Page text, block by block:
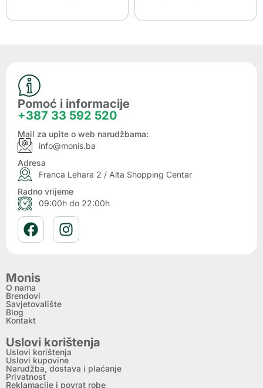
Pomoć i informacije
+387 33 592 520
Mail za upite o web narudžbama:
info@monis.ba
Adresa
Franca Lehara 2 / Alta Shopping Centar
Radno vrijeme
09:00h do 22:00h
Monis
O nama
Brendovi
Savjetovalište
Blog
Kontakt
Uslovi korištenja
Uslovi korištenja
Uslovi kupovine
Narudžba, dostava i plaćanje
Privatnost
Reklamacije i povrat robe